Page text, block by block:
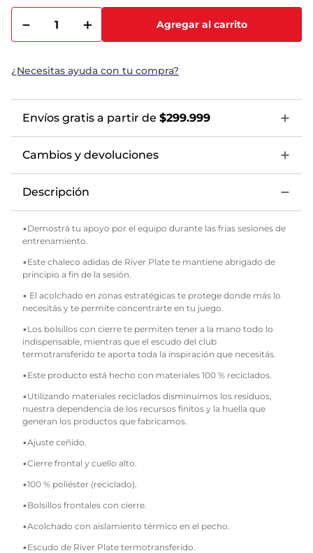
＋
－ Agregar al carrito
¿Necesitas ayuda con tu compra?
Envíos gratis a partir de $299.999
Cambios y devoluciones
Descripción
•Demostrá tu apoyo por el equipo durante las frías sesiones de
entrenamiento.
•Este chaleco adidas de River Plate te mantiene abrigado de
principio a fin de la sesión.
• El acolchado en zonas estratégicas te protege donde más lo
necesitás y te permite concentrarte en tu juego.
•Los bolsillos con cierre te permiten tener a la mano todo lo
indispensable, mientras que el escudo del club
termotransferido te aporta toda la inspiración que necesitás.
•Este producto está hecho con materiales 100 % reciclados.
•Utilizando materiales reciclados disminuimos los residuos,
nuestra dependencia de los recursos finitos y la huella que
generan los productos que fabricamos.
•Ajuste ceñido.
•Cierre frontal y cuello alto.
•100 % poliéster (reciclado).
•Bolsillos frontales con cierre.
•Acolchado con aislamiento térmico en el pecho.
•Escudo de River Plate termotransferido.
9.
river